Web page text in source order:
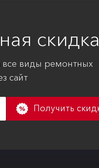
все виды ремонтных
сайт
Получить